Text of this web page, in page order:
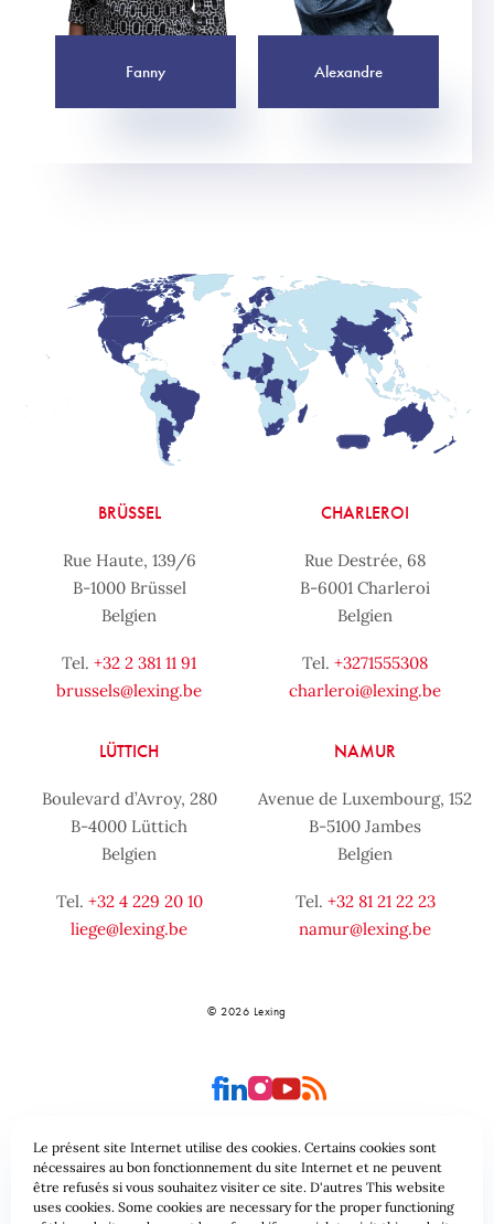
Fanny Alexandre
BRÜSSEL
Rue Haute, 139/6
B-1000 Brüssel
Belgien
Tel. +32 2 381 11 91
brussels@lexing.be
CHARLEROI
Rue Destrée, 68
B-6001 Charleroi
Belgien
Tel. +3271555308
charleroi@lexing.be
LÜTTICH
Boulevard d’Avroy, 280
B-4000 Lüttich
Belgien
Tel. +32 4 229 20 10
liege@lexing.be
NAMUR
Avenue de Luxembourg, 152
B-5100 Jambes
Belgien
Tel. +32 81 21 22 23
namur@lexing.be
© 2026 Lexing
Seitenübersicht Allgemeine geschäftsbedingungen
Le présent site Internet utilise des cookies. Certains cookies sont
nécessaires au bon fonctionnement du site Internet et ne peuvent
être refusés si vous souhaitez visiter ce site. D'autres This website
uses cookies. Some cookies are necessary for the proper functioning